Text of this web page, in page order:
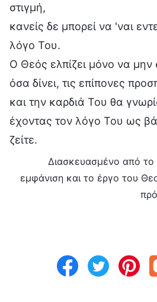
στιγμή,
κανείς δε μπορεί να 'ναι
λόγο Του.
Ο Θεός ελπίζει μόνο να μην
όσα δίνει, τις επίπονες
και την καρδιά Του θα
έχοντας τον λόγο Του ως
ζείτε.
Διασκευασμένο από
εμφάνιση και το έργο του